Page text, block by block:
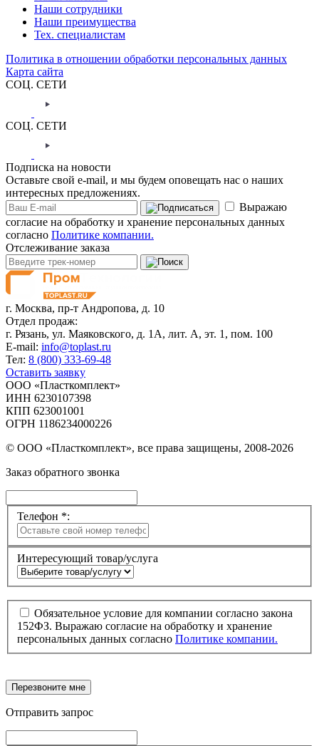
Наши сотрудники
Наши преимущества
Тех. специалистам
Политика в отношении обработки персональных данных
Карта сайта
СОЦ. СЕТИ
СОЦ. СЕТИ
Подписка на новости
Оставьте свой e-mail, и мы будем оповещать нас о наших
интересных предложениях.
Выражаю
согласие на обработку и хранение персональных данных
согласно Политике компании.
Отслеживание заказа
г. Москва, пр-т Андропова, д. 10
Отдел продаж:
г. Рязань, ул. Маяковского, д. 1А, лит. А, эт. 1, пом. 100
E-mail: info@toplast.ru
Тел: 8 (800) 333-69-48
Оставить заявку
ООО «Пласткомплект»
ИНН 6230107398
КПП 623001001
ОГРН 1186234000226
© ООО «Пласткомплект», все права защищены, 2008-2026
Заказ обратного звонка
Телефон *:
Интересующий товар/услуга
Обязательное условие для компании согласно закона
152ФЗ. Выражаю согласие на обработку и хранение
персональных данных согласно Политике компании.
Перезвоните мне
Отправить запрос